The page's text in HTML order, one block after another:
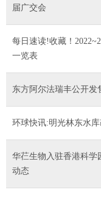
届广交会
每日速读!收藏！
一览表
东方阿尔法瑞丰公开发
环球快讯:明光林东水
华芢生物入驻香港科学
动态